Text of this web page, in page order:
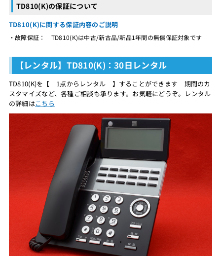
TD810(K)の保証について
TD810(K)に関する保証内容のご説明
・故障保証： TD810(K)は中古/新古品/新品1年間の無償保証対象です
【レンタル】TD810(K)：30日レンタル
TD810(K)を【 1点からレンタル 】することができます 期間のカ
スタマイズなど、各種ご相談も承ります。お気軽にどうぞ。レンタル
の詳細はこちら